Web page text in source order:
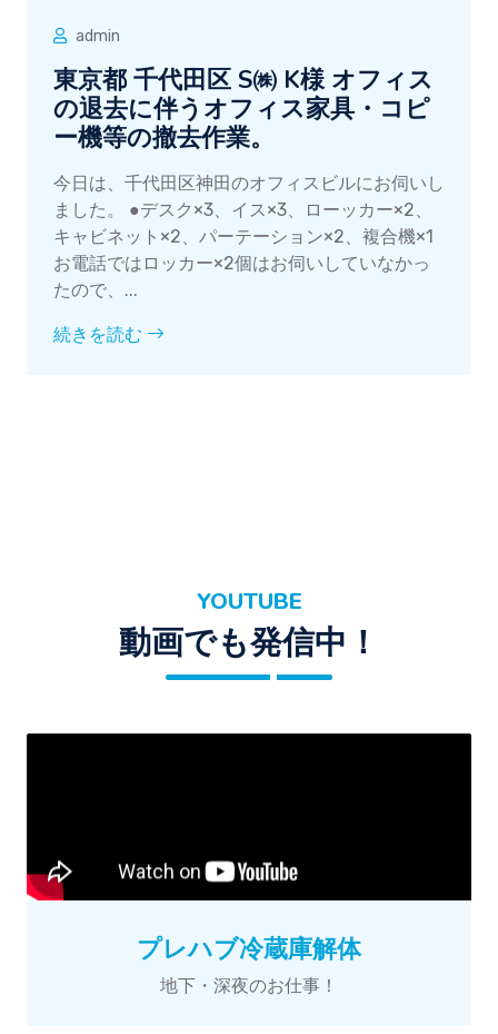
admin
東京都 千代田区 S㈱ K様 オフィス
の退去に伴うオフィス家具・コピ
ー機等の撤去作業。
今日は、千代田区神田のオフィスビルにお伺いし
ました。 ●デスク×3、イス×3、ローッカー×2、
キャビネット×2、パーテーション×2、複合機×1
お電話ではロッカー×2個はお伺いしていなかっ
たので、...
続きを読む
YOUTUBE
動画でも発信中！
プレハブ冷蔵庫解体
地下・深夜のお仕事！